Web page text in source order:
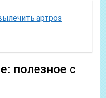
артроз
полезное с